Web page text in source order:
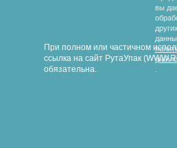
При полном или частичном
ссылка на сайт РутаУпак
обязательна.
вы